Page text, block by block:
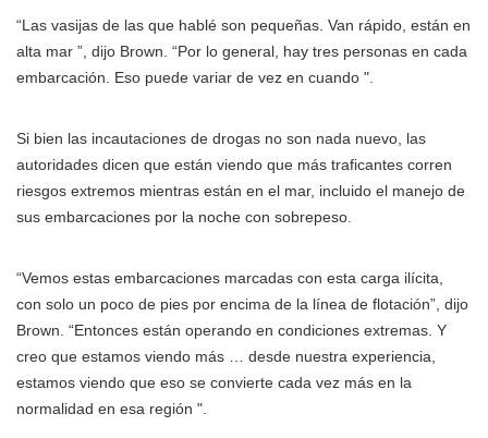
“Las vasijas de las que hablé son pequeñas. Van rápido, están en
alta mar ”, dijo Brown. “Por lo general, hay tres personas en cada
embarcación. Eso puede variar de vez en cuando ".
Si bien las incautaciones de drogas no son nada nuevo, las
autoridades dicen que están viendo que más traficantes corren
riesgos extremos mientras están en el mar, incluido el manejo de
sus embarcaciones por la noche con sobrepeso.
“Vemos estas embarcaciones marcadas con esta carga ilícita,
con solo un poco de pies por encima de la línea de flotación”, dijo
Brown. “Entonces están operando en condiciones extremas. Y
creo que estamos viendo más … desde nuestra experiencia,
estamos viendo que eso se convierte cada vez más en la
normalidad en esa región ".